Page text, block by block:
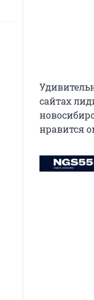
сайтах
нравится